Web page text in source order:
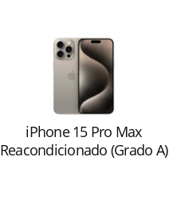
iPhone 15 Pro Max
Reacondicionado (Grado A)